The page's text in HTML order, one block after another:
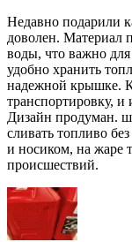
Недавно подарили
доволен. Материал
воды, что важно
удобно хранить
надежной крышке.
транспортировку, и
Дизайн продуман.
сливать топливо
и носиком, на жаре
происшествий.